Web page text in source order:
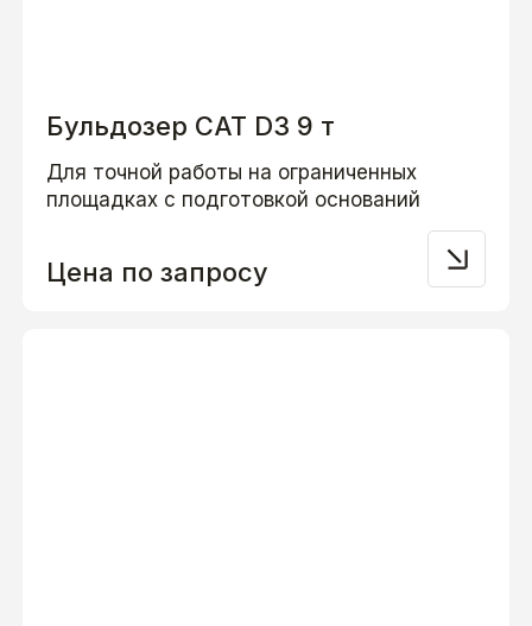
Бульдозер CAT D3 9 т
Для точной работы на ограниченных
площадках с подготовкой оснований
Цена по запросу